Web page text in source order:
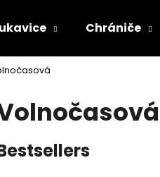
Chrániče
are you